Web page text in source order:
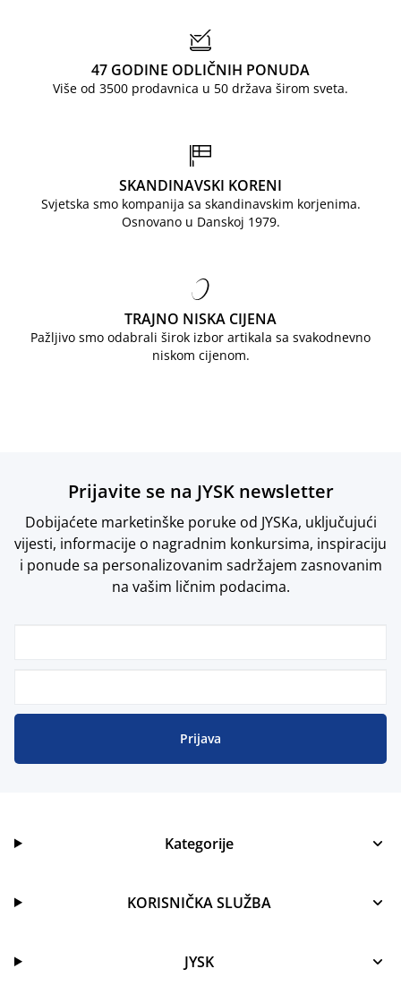
47 GODINE ODLIČNIH PONUDA
Više od 3500 prodavnica u 50 država širom sveta.
SKANDINAVSKI KORENI
Svjetska smo kompanija sa skandinavskim korjenima.
Osnovano u Danskoj 1979.
TRAJNO NISKA CIJENA
Pažljivo smo odabrali širok izbor artikala sa svakodnevno
niskom cijenom.
Prijavite se na JYSK newsletter
Dobijaćete marketinške poruke od JYSKa, uključujući
vijesti, informacije o nagradnim konkursima, inspiraciju
i ponude sa personalizovanim sadržajem zasnovanim
na vašim ličnim podacima.
Prijava
Kategorije
KORISNIČKA SLUŽBA
JYSK